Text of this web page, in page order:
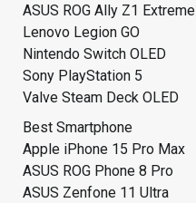
ASUS ROG Ally Z1 Extreme
Lenovo Legion GO
Nintendo Switch OLED
Sony PlayStation 5
Valve Steam Deck OLED
Best Smartphone
Apple iPhone 15 Pro Max
ASUS ROG Phone 8 Pro
ASUS Zenfone 11 Ultra